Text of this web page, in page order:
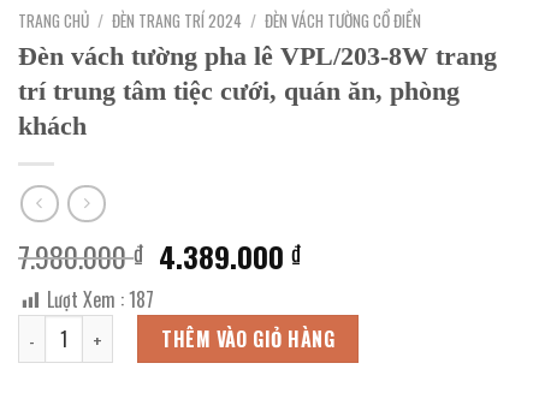
TRANG CHỦ / ĐÈN TRANG TRÍ 2024 / ĐÈN VÁCH TƯỜNG CỔ ĐIỂN
Đèn vách tường pha lê VPL/203-8W trang
trí trung tâm tiệc cưới, quán ăn, phòng
khách
7.980.000₫ Giá
gốc
là:
7.980.000 ₫.
4.389.000₫Giá
tại
là:
4.389.000 ₫.
Lượt Xem :187
Đèn vách tường pha lê VPL/203-8W trang trí trung tâm tiệc cưới,
THÊM VÀO GIỎ HÀNG